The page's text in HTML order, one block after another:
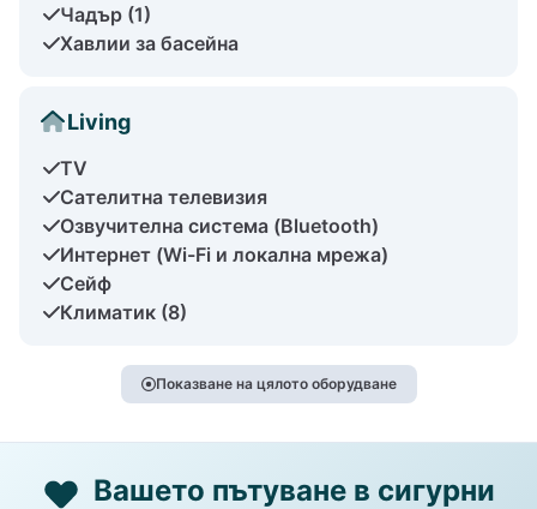
Чадър (1)
Хавлии за басейна
Living
TV
Сателитна телевизия
Озвучителна система (Bluetooth)
Интернет (Wi-Fi и локална мрежа)
Сейф
Климатик (8)
Показване на цялото оборудване
Вашето пътуване в сигурни